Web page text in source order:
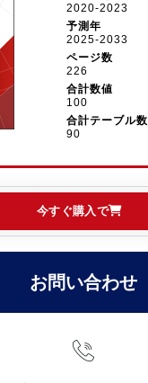
2020-2023
予測年
2025-2033
ページ数
226
合計数値
100
合計テーブル数
90
今すぐ購入で
お問い合わせ